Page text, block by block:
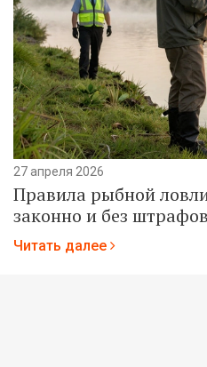
27 апреля 2026
Правила рыбной
законно и без штрафов
Читать далее